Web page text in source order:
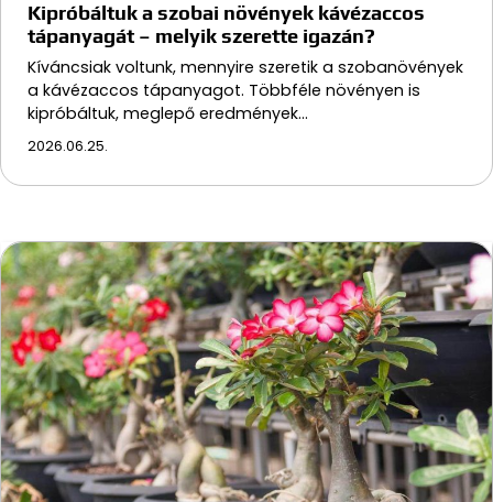
Kipróbáltuk a szobai növények kávézaccos
tápanyagát – melyik szerette igazán?
Kíváncsiak voltunk, mennyire szeretik a szobanövények
a kávézaccos tápanyagot. Többféle növényen is
kipróbáltuk, meglepő eredmények…
2026.06.25.